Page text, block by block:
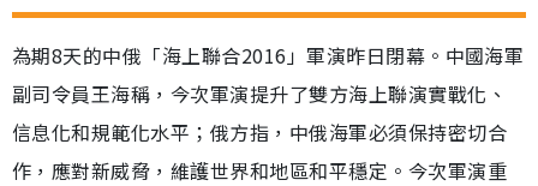
為期8天的中俄「海上聯合2016」軍演昨日閉幕。中國海軍
副司令員王海稱，今次軍演提升了雙方海上聯演實戰化、
信息化和規範化水平；俄方指，中俄海軍必須保持密切合
作，應對新威脅，維護世界和地區和平穩定。今次軍演重